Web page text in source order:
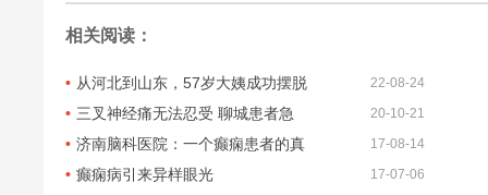
相关阅读：
从河北到山东，57岁大姨成功摆脱 22-08-24
三叉神经痛无法忍受 聊城患者急 20-10-21
济南脑科医院：一个癫痫患者的真 17-08-14
癫痫病引来异样眼光 17-07-06